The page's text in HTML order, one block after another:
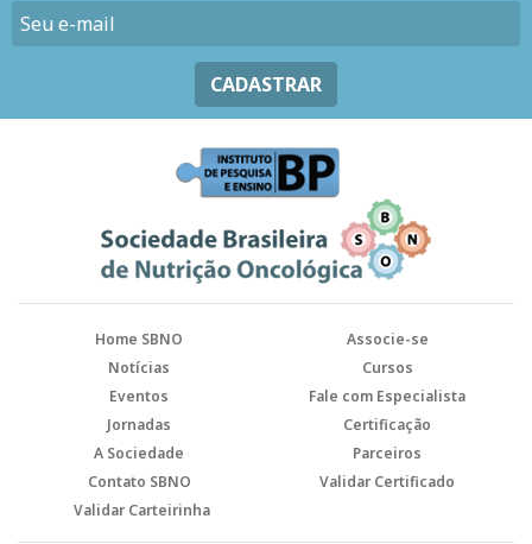
CADASTRAR
Home SBNO
Associe-se
Notícias
Cursos
Eventos
Fale com Especialista
Jornadas
Certificação
A Sociedade
Parceiros
Contato SBNO
Validar Certificado
Validar Carteirinha